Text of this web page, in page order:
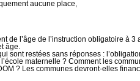
aucune place,
de l’âge de l’instruction obligatoire à 3
âge.
sont restées sans réponses :
maternelle ? Comment les
? Les communes devront-elles